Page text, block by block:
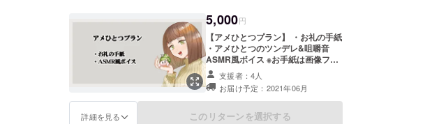
5,000円
【アメひとつプラン】 ・お礼の手紙
・アメひとつのツンデレ&咀嚼音
ASMR風ボイス ※お手紙は画像ファ
イルとして 、ボイスは音声ファイル
として、ご指定いただいたメールア
ドレスに送付いたします。
支援者：4人
お届け予定：2021年06月
詳細を見る このリターンを選択する